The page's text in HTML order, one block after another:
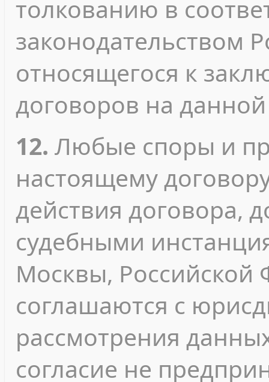
толкованию в
законодательством
относящегося к
договоров на
12. Любые споры и
настоящему
действия договора,
судебными
Москвы, Российской
соглашаются с
рассмотрения
согласие не